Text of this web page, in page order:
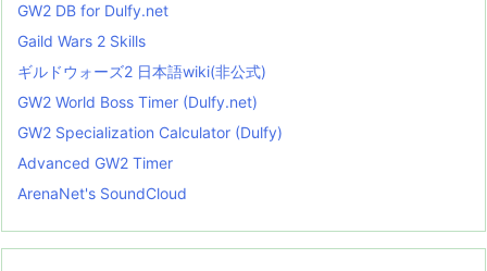
GW2 DB for Dulfy.net
Gaild Wars 2 Skills
ギルドウォーズ2 日本語wiki(非公式)
GW2 World Boss Timer (Dulfy.net)
GW2 Specialization Calculator (Dulfy)
Advanced GW2 Timer
ArenaNet's SoundCloud